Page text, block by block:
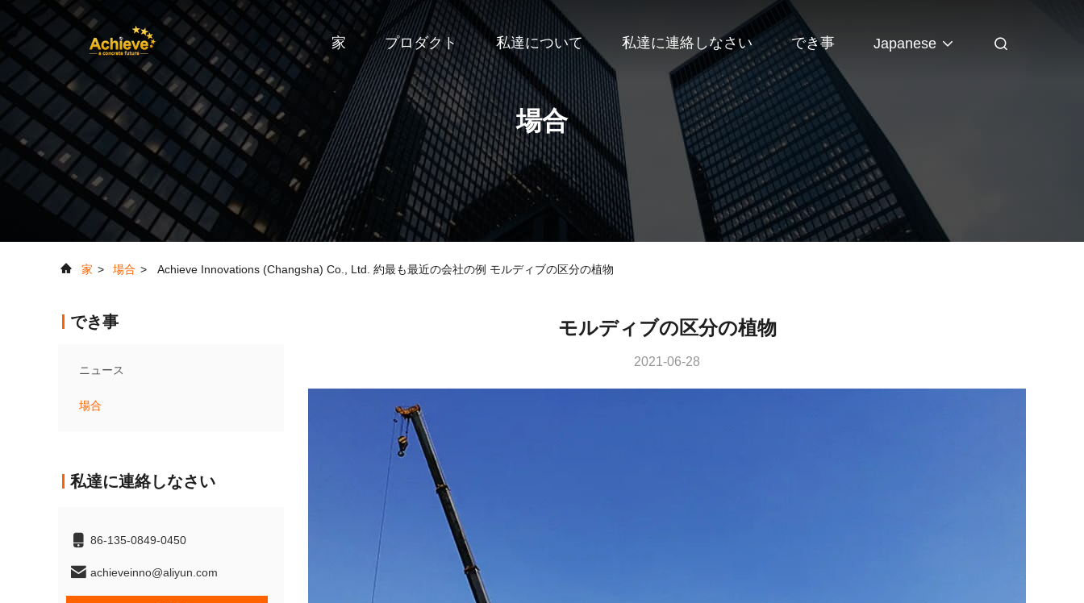
家 プロダクト 私達について 私達に連絡しなさい でき事 Japanese
場合
家 > 場合 > Achieve Innovations (Changsha) Co., Ltd. 約最も最近の会社の例 モルディブの区分の植物
でき事
ニュース
場合
私達に連絡しなさい
86-135-0849-0450
achieveinno@aliyun.com
モルディブの区分の植物
2021-06-28